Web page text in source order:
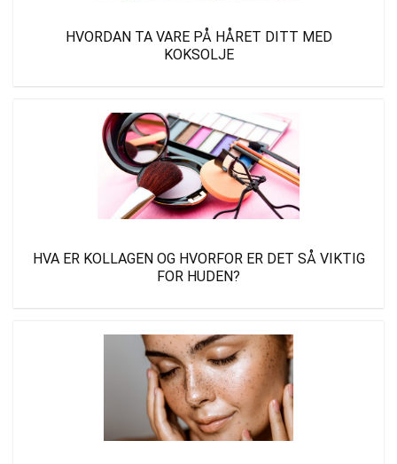
HVORDAN TA VARE PÅ HÅRET DITT MED
KOKSOLJE
HVA ER KOLLAGEN OG HVORFOR ER DET SÅ VIKTIG
FOR HUDEN?